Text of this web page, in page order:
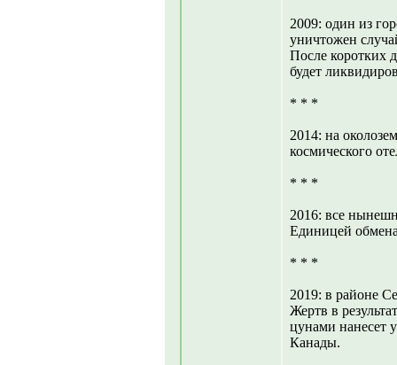
2009: один из
уничтожен
После коротких
будет
* * *
2014: на
космического
* * *
2016: все
Единицей обмена
* * *
2019: в районе
Жертв в
цунами нанесет
Канады.